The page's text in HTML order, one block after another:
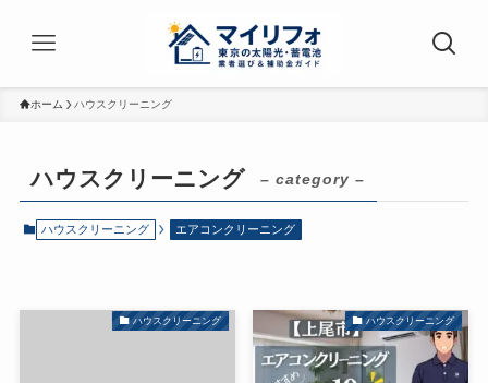
ホーム ハウスクリーニング
ハウスクリーニング – category –
ハウスクリーニング エアコンクリーニング
ハウスクリーニング ハウスクリーニング